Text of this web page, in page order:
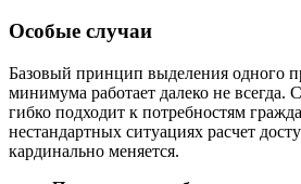
Особые случаи
Базовый принцип выделения одного
минимума работает далеко не всегда.
гибко подходит к потребностям
нестандартных ситуациях расчет
кардинально меняется.